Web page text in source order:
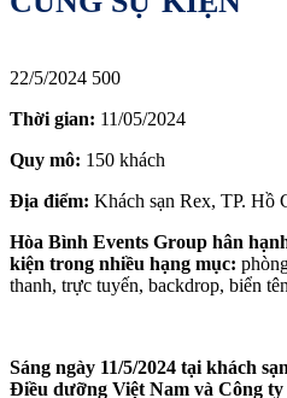
22/5/2024 500
Thời gian: 11/05/2024
Quy mô: 150 khách
Địa điểm: Khách sạn Rex, TP. Hồ
Hòa Bình Events Group hân
kiện trong nhiều hạng mục:
thanh, trực tuyến, backdrop, biển tên
Sáng ngày 11/5/2024 tại khách
Điều dưỡng Việt Nam và Công